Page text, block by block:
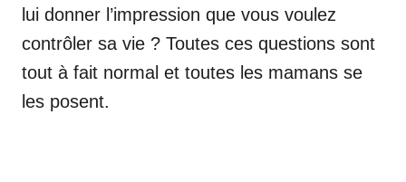
lui donner l’impression que vous voulez
contrôler sa vie ? Toutes ces questions sont
tout à fait normal et toutes les mamans se
les posent.